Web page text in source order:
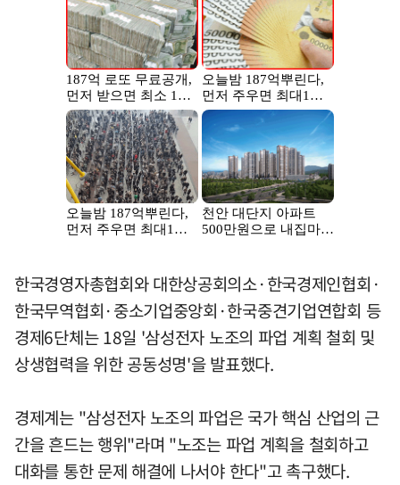
한국경영자총협회와 대한상공회의소·한국경제인협회·
한국무역협회·중소기업중앙회·한국중견기업연합회 등
경제6단체는 18일 '삼성전자 노조의 파업 계획 철회 및
상생협력을 위한 공동성명'을 발표했다.
경제계는 "삼성전자 노조의 파업은 국가 핵심 산업의 근
간을 흔드는 행위"라며 "노조는 파업 계획을 철회하고
대화를 통한 문제 해결에 나서야 한다"고 촉구했다.